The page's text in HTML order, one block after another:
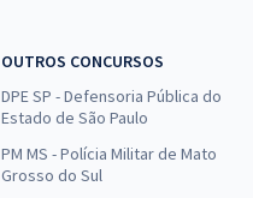
OUTROS CONCURSOS
DPE SP - Defensoria Pública do
Estado de São Paulo
PM MS - Polícia Militar de Mato
Grosso do Sul